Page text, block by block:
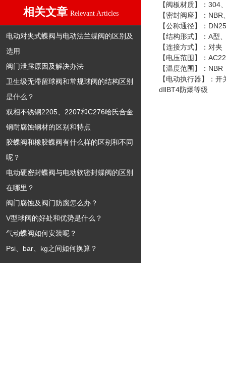
相关文章 Relevant Articles
电动对夹式蝶阀与电动法兰蝶阀的区别及
选用
阀门泄露原因及解决办法
卫生级无滞留球阀和常规球阀的结构区别
是什么？
双相不锈钢2205、2207和C276哈氏合金
钢耐腐蚀钢材的区别和特点
胶蝶阀和橡胶蝶阀有什么样的区别和不同
呢？
电动硬密封蝶阀与电动软密封蝶阀的区别
在哪里？
阀门腐蚀及阀门防腐怎么办？
V型球阀的好处和优势是什么？
气动蝶阀如何安装呢？
Psi、bar、kg之间如何换算？
【阀板材质】： 304
【密封阀座】： NBR
【公称通径】：
【结构形式】： A型
【连接方式】：对夹
【电压范围】：
【温度范围】： NBR
【电动执行器】：
d BT4防爆等级